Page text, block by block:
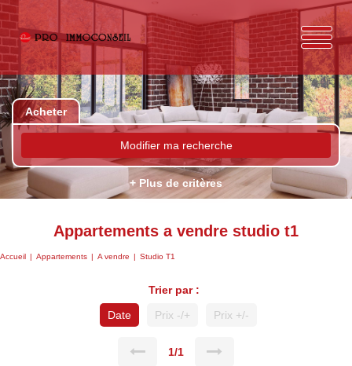
Acheter
Modifier ma recherche
+ Plus de critères
Appartements a vendre studio t1
Accueil Appartements A vendre Studio T1
Trier par :
Date
Prix -/+ Prix +/-
1/1